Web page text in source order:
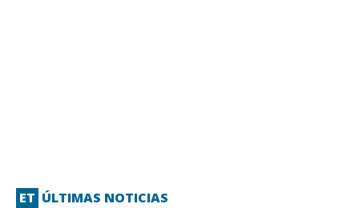
ET ÚLTIMAS NOTICIAS